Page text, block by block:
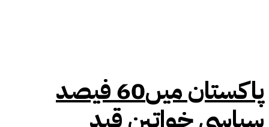
پاکستان میں60 فیصد
سیاسی خواتین قید